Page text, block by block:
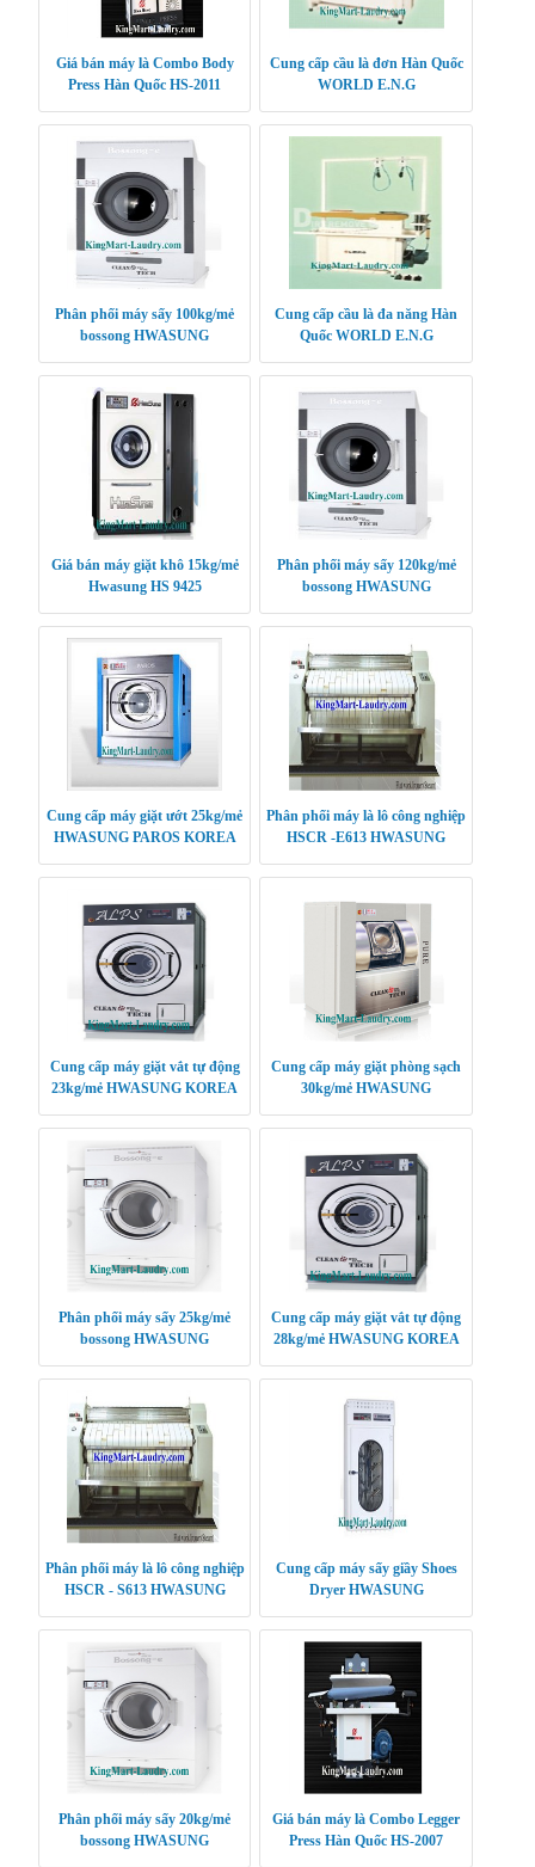
Giá bán máy là Combo Body
Press Hàn Quốc HS-2011
Cung cấp cầu là đơn Hàn Quốc
WORLD E.N.G
Phân phối máy sấy 100kg/mẻ
bossong HWASUNG
Cung cấp cầu là đa năng Hàn
Quốc WORLD E.N.G
Giá bán máy giặt khô 15kg/mẻ
Hwasung HS 9425
Phân phối máy sấy 120kg/mẻ
bossong HWASUNG
Cung cấp máy giặt ướt 25kg/mẻ
HWASUNG PAROS KOREA
Phân phối máy là lô công nghiệp
HSCR -E613 HWASUNG
Cung cấp máy giặt vắt tự động
23kg/mẻ HWASUNG KOREA
Cung cấp máy giặt phòng sạch
30kg/mẻ HWASUNG
Phân phối máy sấy 25kg/mẻ
bossong HWASUNG
Cung cấp máy giặt vắt tự động
28kg/mẻ HWASUNG KOREA
Phân phối máy là lô công nghiệp
HSCR - S613 HWASUNG
Cung cấp máy sấy giầy Shoes
Dryer HWASUNG
Phân phối máy sấy 20kg/mẻ
bossong HWASUNG
Giá bán máy là Combo Legger
Press Hàn Quốc HS-2007